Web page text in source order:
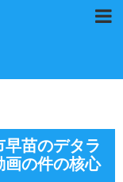
早苗のデタラ
画の件の核心